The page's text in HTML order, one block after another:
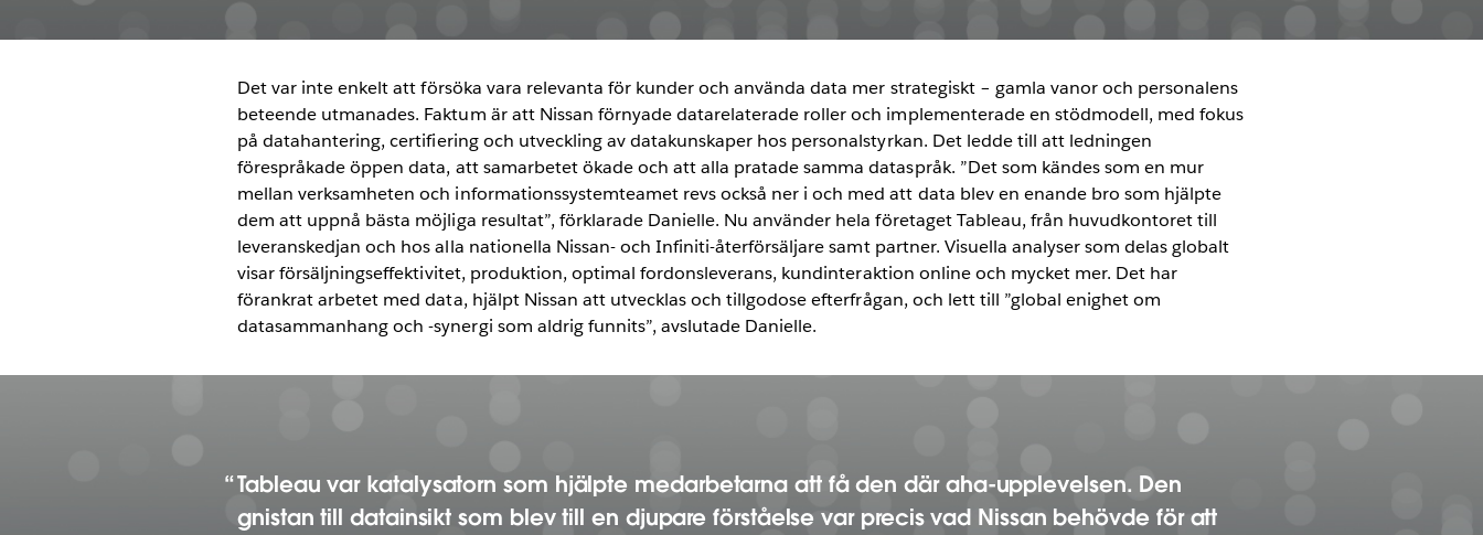
Det var inte enkelt att försöka vara relevanta för kunder och använda data mer strategiskt – gamla vanor och personalens
beteende utmanades. Faktum är att Nissan förnyade datarelaterade roller och implementerade en stödmodell, med fokus
på datahantering, certifiering och utveckling av datakunskaper hos personalstyrkan. Det ledde till att ledningen
förespråkade öppen data, att samarbetet ökade och att alla pratade samma dataspråk. ”Det som kändes som en mur
mellan verksamheten och informationssystemteamet revs också ner i och med att data blev en enande bro som hjälpte
dem att uppnå bästa möjliga resultat”, förklarade Danielle. Nu använder hela företaget Tableau, från huvudkontoret till
leveranskedjan och hos alla nationella Nissan- och Infiniti-återförsäljare samt partner. Visuella analyser som delas globalt
visar försäljningseffektivitet, produktion, optimal fordonsleverans, kundinteraktion online och mycket mer. Det har
förankrat arbetet med data, hjälpt Nissan att utvecklas och tillgodose efterfrågan, och lett till ”global enighet om
datasammanhang och -synergi som aldrig funnits”, avslutade Danielle.
Tableau var katalysatorn som hjälpte medarbetarna att få den där aha-upplevelsen. Den
gnistan till datainsikt som blev till en djupare förståelse var precis vad Nissan behövde för att